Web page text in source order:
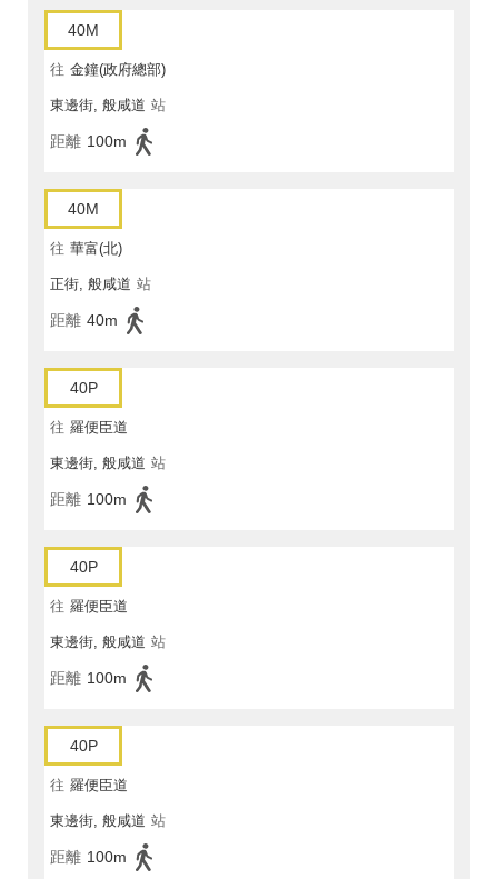
40M
往 金鐘(政府總部)
東邊街, 般咸道 站
距離 100m
40M
往 華富(北)
正街, 般咸道 站
距離 40m
40P
往 羅便臣道
東邊街, 般咸道 站
距離 100m
40P
往 羅便臣道
東邊街, 般咸道 站
距離 100m
40P
往 羅便臣道
東邊街, 般咸道 站
距離 100m